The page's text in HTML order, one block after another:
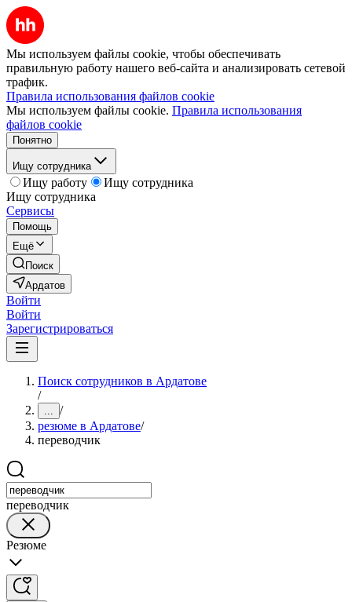
Мы используем файлы cookie, чтобы обеспечивать
правильную работу нашего веб-сайта и анализировать сетевой
трафик.
Правила использования файлов cookie
Мы используем файлы cookie. Правила использования
файлов cookie
Понятно
Ищу сотрудника
Ищу работу
Ищу сотрудника
Ищу сотрудника
Сервисы
Помощь
Ещё
Поиск
Ардатов
Войти
Войти
Зарегистрироваться
Поиск сотрудников в Ардатове
/
... /
резюме в Ардатове/
переводчик
переводчик
Резюме